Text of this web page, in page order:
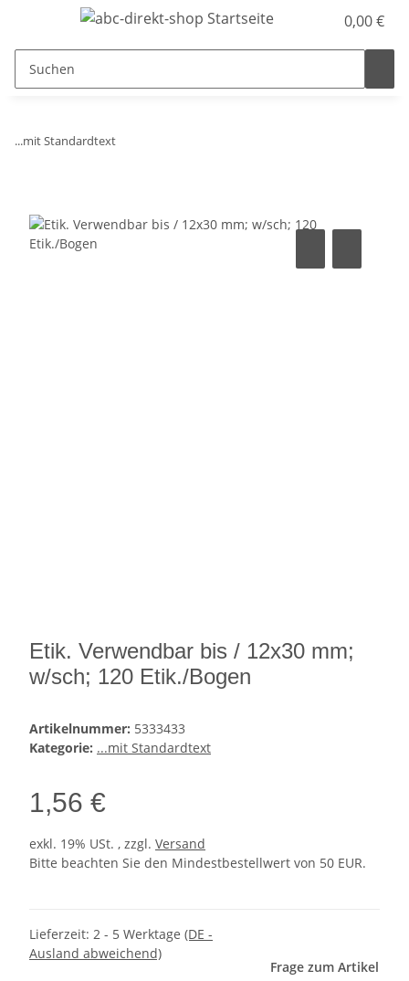
0,00 €
...mit Standardtext
Etik. Verwendbar bis / 12x30 mm;
w/sch; 120 Etik./Bogen
Artikelnummer: 5333433
Kategorie: ...mit Standardtext
1,56 €
exkl. 19% USt. , zzgl. Versand
Bitte beachten Sie den Mindestbestellwert von 50 EUR.
Lieferzeit: 2 - 5 Werktage (DE -
Ausland abweichend)
Frage zum Artikel